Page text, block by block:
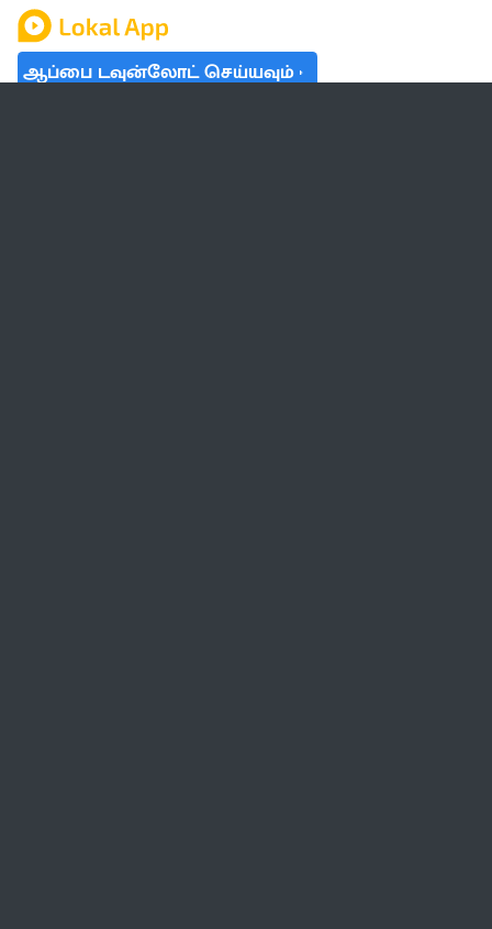
ஆப்பை டவுன்லோட் செய்யவும்